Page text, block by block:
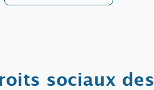
sociaux des